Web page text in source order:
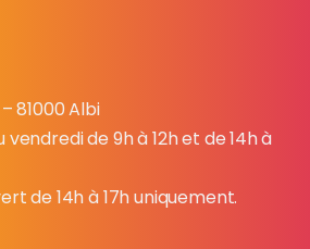
81000 Albi
de 9h à 12h et de 14h à
de 14h à 17h uniquement.